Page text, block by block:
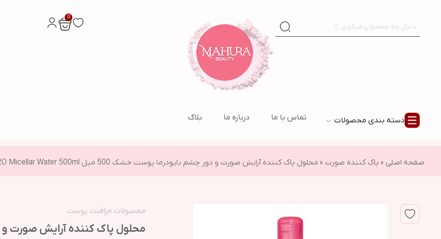
0
دسته بندی محصولات تماس با ما درباره ما بلاگ
صفحه اصلی » پاک کننده صورت » محلول پاک کننده آرایش صورت و دور چشم بایودرما پوست خشک 500 میل Bioderma Sensibio H2O Micellar Water 500ml
محصولات مراقبت پوست
محلول پاک کننده آرایش صورت